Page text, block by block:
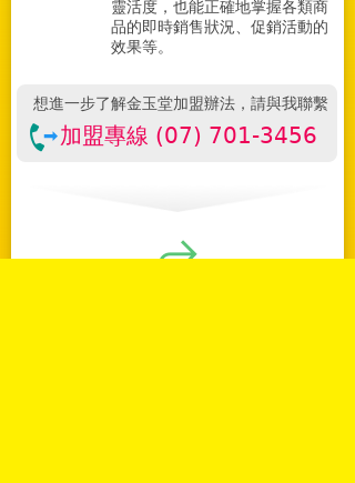
靈活度，也能正確地掌握各類商
品的即時銷售狀況、促銷活動的
效果等。
想進一步了解金玉堂加盟辦法，請與我聯繫
加盟專線 (07) 701-3456